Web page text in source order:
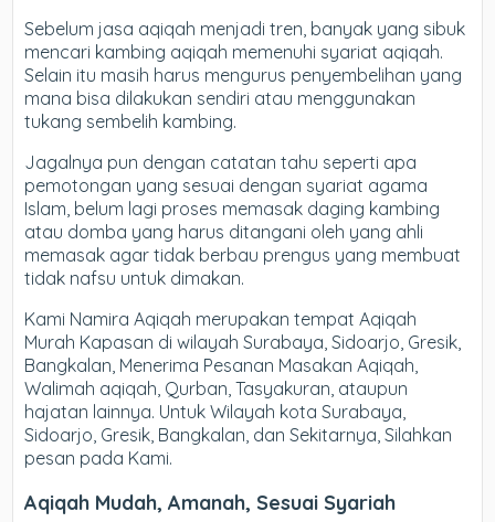
Sebelum jasa aqiqah menjadi tren, banyak yang sibuk
mencari kambing aqiqah memenuhi syariat aqiqah.
Selain itu masih harus mengurus penyembelihan yang
mana bisa dilakukan sendiri atau menggunakan
tukang sembelih kambing.
Jagalnya pun dengan catatan tahu seperti apa
pemotongan yang sesuai dengan syariat agama
Islam, belum lagi proses memasak daging kambing
atau domba yang harus ditangani oleh yang ahli
memasak agar tidak berbau prengus yang membuat
tidak nafsu untuk dimakan.
Kami Namira Aqiqah merupakan tempat Aqiqah
Murah Kapasan di wilayah Surabaya, Sidoarjo, Gresik,
Bangkalan, Menerima Pesanan Masakan Aqiqah,
Walimah aqiqah, Qurban, Tasyakuran, ataupun
hajatan lainnya. Untuk Wilayah kota Surabaya,
Sidoarjo, Gresik, Bangkalan, dan Sekitarnya, Silahkan
pesan pada Kami.
Aqiqah Mudah, Amanah, Sesuai Syariah